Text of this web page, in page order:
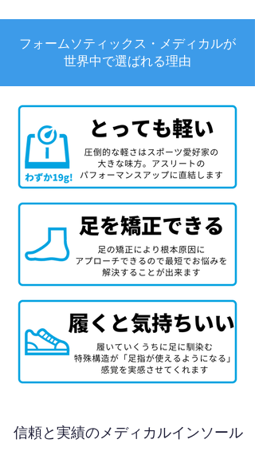
フォームソティックス・メディカルが
世界中で選ばれる理由
信頼と実績のメディカルインソール